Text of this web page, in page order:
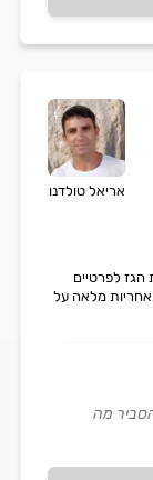
אריאל טולדנו
לפרטיים
מ 10 שנים בתחום אחריות מלאה על
מה